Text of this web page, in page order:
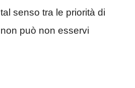
senso tra le priorità di
può non esservi